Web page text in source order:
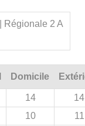
Régionale 2 A
Domicile
14
14
10
11